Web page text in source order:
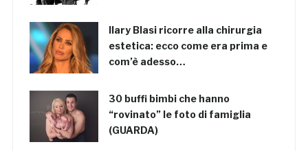
Ilary Blasi ricorre alla chirurgia
estetica: ecco come era prima e
com’è adesso…
30 buffi bimbi che hanno
“rovinato” le foto di famiglia
(GUARDA)